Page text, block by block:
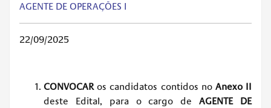
AGENTE DE OPERAÇÕES I
22/09/2025
CONVOCARos candidatos contidos no Anexo II
deste Edital, para o cargo deAGENTE DE